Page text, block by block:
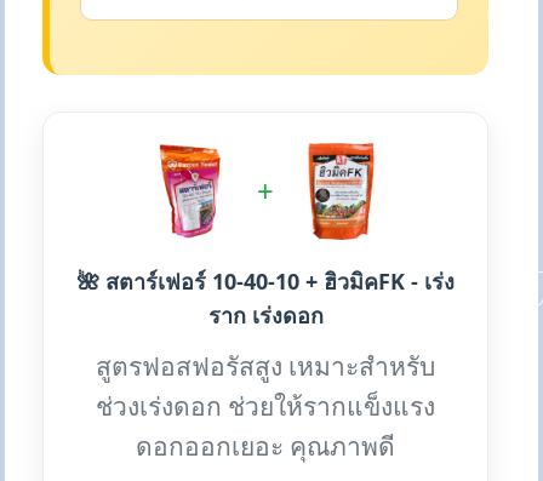
+
🌺 สตาร์เฟอร์ 10-40-10 + ฮิวมิคFK - เร่ง
ราก เร่งดอก
สูตรฟอสฟอรัสสูง เหมาะสำหรับ
ช่วงเร่งดอก ช่วยให้รากแข็งแรง
ดอกออกเยอะ คุณภาพดี